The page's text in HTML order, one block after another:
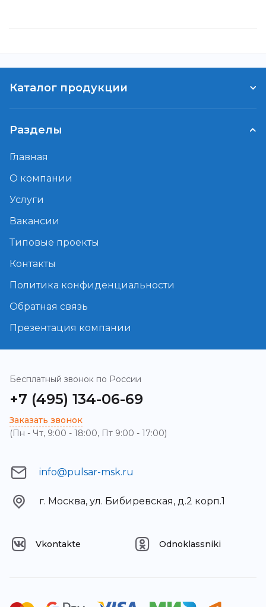
Каталог продукции
Разделы
Главная
О компании
Услуги
Вакансии
Типовые проекты
Контакты
Политика конфиденциальности
Обратная связь
Презентация компании
Бесплатный звонок по России
+7 (495) 134-06-69
Заказать звонок
(Пн - Чт, 9:00 - 18:00, Пт 9:00 - 17:00)
info@pulsar-msk.ru
г. Москва, ул. Бибиревская, д.2 корп.1
Vkontakte Odnoklassniki